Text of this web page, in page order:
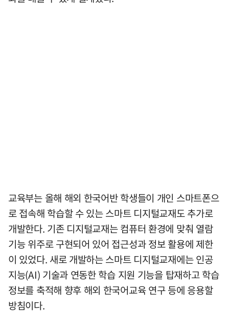
교육부는 올해 해외 한국어반 학생들이 개인 스마트폰으
로 접속해 학습할 수 있는 스마트 디지털교재도 추가로
개발한다. 기존 디지털교재는 컴퓨터 환경에 맞춰 열람
기능 위주로 구현되어 있어 접근성과 정보 활용에 제한
이 있었다. 새로 개발하는 스마트 디지털교재에는 인공
지능(AI) 기술과 연동한 학습 지원 기능을 탑재하고 학습
정보를 축적해 향후 해외 한국어교육 연구 등에 응용할
방침이다.